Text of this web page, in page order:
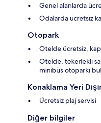
Genel alanlarda
Odalarda ücretsiz
Otopark
Otelde ücretsiz,
Otelde, tekerlekli
minibüs otoparkı
Konaklama Yeri
Ücretsiz plaj servisi
Diğer bilgiler